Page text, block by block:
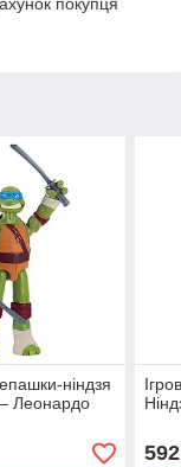
ніндзя
Леонардо
592